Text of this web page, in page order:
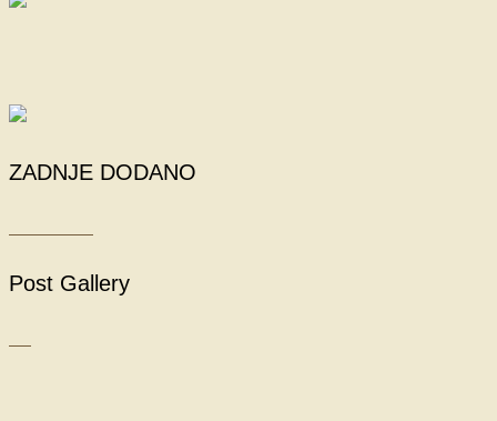
ZADNJE DODANO
Post Gallery